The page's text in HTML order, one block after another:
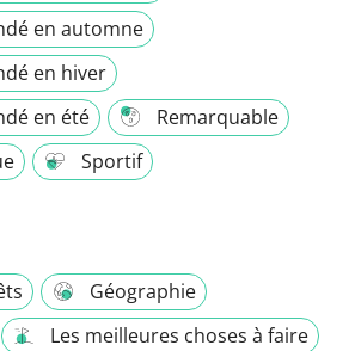
en automne
en hiver
en été
Remarquable
Sportif
Géographie
Les meilleures choses à faire